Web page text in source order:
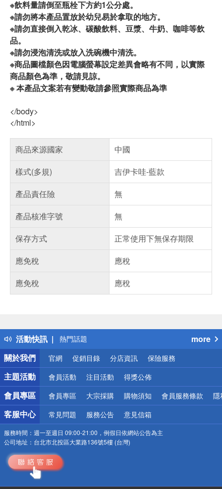
※飲料量請倒至瓶栓下方約1公分處。
※請勿將本產品置放於幼兒易於拿取的地方。
※請勿直接倒入乾冰、碳酸飲料、豆漿、牛奶、咖啡等飲
品。
※請勿浸泡清洗或放入洗碗機中清洗。
※商品圖檔顏色因電腦螢幕設定差異會略有不同，以實際
商品顏色為準，敬請見諒。
※ 本產品文案若有變動敬請參照實際商品為準
</body>
</html>
商品來源國家
中國
樣式(多規)
吉伊卡哇-藍款
產品責任險
無
產品核准字號
無
保存方式
正常使用下無保存期限
應免稅
應稅
應免稅
應稅
活動快訊
得獎公告
熱門話題
銀行優惠
偏遠地區配送
詐騙網頁！請小心！
more
關於我們
官網 促銷目錄 分店資訊 保險服務
主題活動 會員活動 注目活動 得獎公佈
會員專區 會員專區 大宗採購 購物須知 會員服務條款 隱
客服中心 常見問題 服務公告 意見信箱
服務時間： 週一至週日 09:00-21:00，例假日依網站公告為主
公司地址： 台北市北投區大業路136號5樓 (台灣)